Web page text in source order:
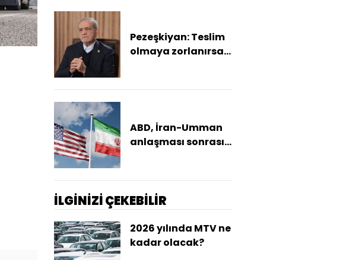
Pezeşkiyan: Teslim
olmaya zorlanırsak
ABD, İran-Umman
anlaşması sonrası
İLGİNİZİ ÇEKEBİLİR
2026 yılında MTV ne
kadar olacak?